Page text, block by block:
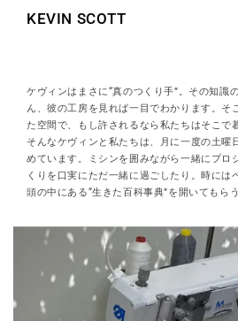
KEVIN SCOTT
ケヴィンはまさに“真のつくり手”。その知識
ん、彼の工房を見れば一目でわかります。そ
た空間で、もし許されるなら私たちはそこで
そんなケヴィンと私たちは、月に一度の土曜
めています。ミシンを囲みながら一緒にプロ
くりを口実にただ一緒に過ごしたり。時には
頭の中にある“生きた百科事典”を開いてもら